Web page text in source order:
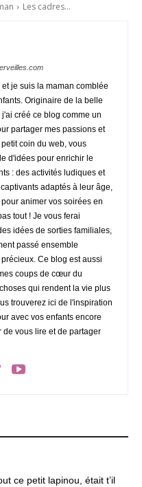
Les cadres...
je suis la maman comblée
Originaire de la belle
créé ce blog comme un
partager mes passions et
coin du web, vous
d'idées pour enrichir le
: des activités ludiques et
adaptés à leur âge,
animer vos soirées en
tout ! Je vous ferai
idées de sorties familiales,
passé ensemble
Ce blog est aussi
coups de cœur du
qui rendent la vie plus
trouverez ici de l'inspiration
avec vos enfants encore
de vous lire et de partager
ce petit lapinou, était t’il